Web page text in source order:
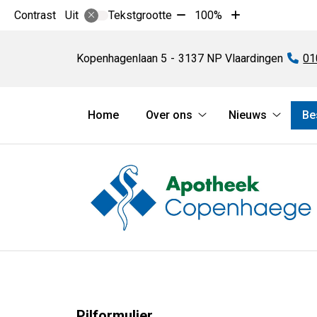
Contrast Uit Tekstgrootte Tekst
10%
100%
Tekst
10%
CopenhaegeKopenhagenlaan 5 3137 NP Vlaardingen
Hoofdmenu
Home
Over ons
ons
Nieuws
Nieuws